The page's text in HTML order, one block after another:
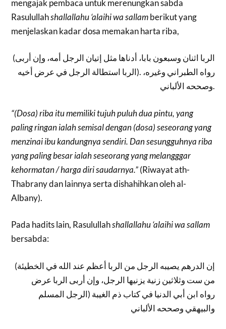
mengajak pembaca untuk merenungkan sabda
Rasulullahshallallahu ‘alaihi wa sallamberikut yang
menjelaskan kadar dosa memakan harta riba,
(الربا اثنان وسبعون بابا، أدناها مثل إتيان الرجل أمه، وإن أربى
الربا استطالة الرجل في عرض أخيه). رواه الطبراني وغيره،
وصححه الألباني.
“(Dosa) riba itu memiliki tujuh puluh dua pintu, yang
paling ringan ialah semisal dengan (dosa) seseorang yang
menzinai ibu kandungnya sendiri. Dan sesungguhnya riba
yang paling besar ialah seseorang yang melangggar
kehormatan / harga diri saudarnya.”(Riwayat ath-
Thabrany dan lainnya serta dishahihkan oleh al-
Albany).
Pada hadits lain, Rasulullahshallallahu ‘alaihi wa sallam
bersabda:
(إن الدرهم يصيبه الرجل من الربا أعظم عند الله في الخطيئة
من ست وثلاثين زنية يزنيها الرجل، وإن أربى الربا عرض
الرجل المسلم) رواه ابن أبي الدنيا في كتاب ذم الغيبة
والبيهقي وصححه الألباني